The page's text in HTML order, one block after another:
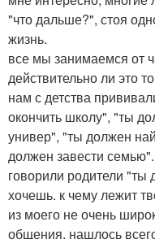
"что дальше?", стоя
жизнь.
все мы занимаемся от
действительно ли это
нам с детства
окончить школу", "ты
универ", "ты должен
должен завести
говорили родители "ты
хочешь. к чему лежит
из моего не очень
общения, нашлось